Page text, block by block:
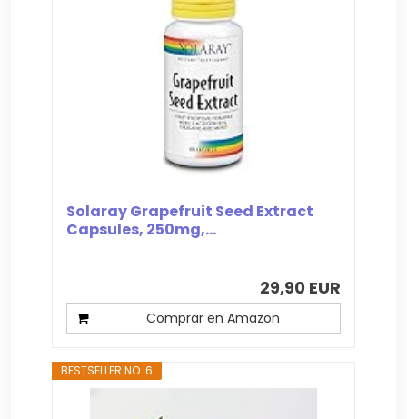
Solaray Grapefruit Seed Extract
Capsules, 250mg,...
29,90 EUR
Comprar en Amazon
BESTSELLER NO. 6